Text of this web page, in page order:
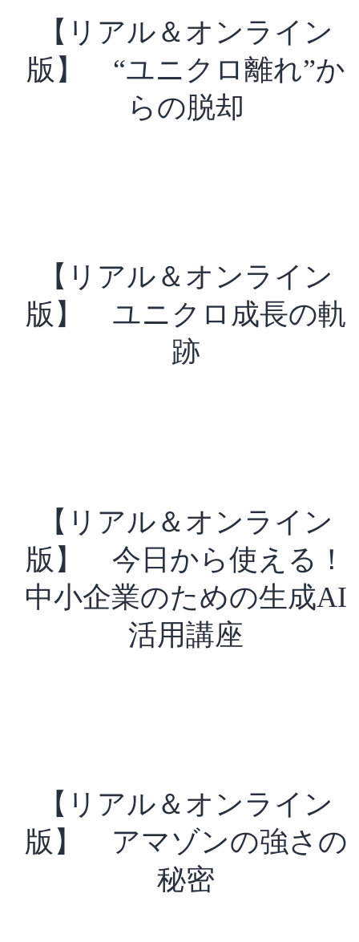
【リアル＆オンライン
版】 “ユニクロ離れ”か
らの脱却
【リアル＆オンライン
版】 ユニクロ成長の軌
跡
【リアル＆オンライン
版】 今日から使える！
中小企業のための生成AI
活用講座
【リアル＆オンライン
版】 アマゾンの強さの
秘密